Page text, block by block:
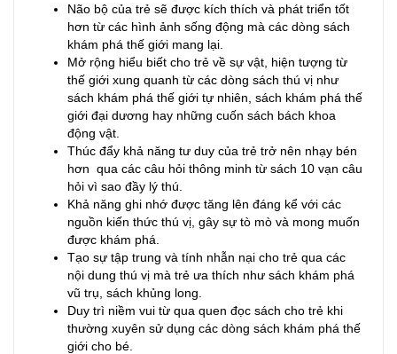
Não bộ của trẻ sẽ được kích thích và phát triển tốt
hơn từ các hình ảnh sống động mà các dòng sách
khám phá thế giới mang lại.
Mở rộng hiểu biết cho trẻ về sự vật, hiện tượng từ
thế giới xung quanh từ các dòng sách thú vị như
sách khám phá thế giới tự nhiên, sách khám phá thế
giới đại dương hay những cuốn sách bách khoa
động vật.
Thúc đẩy khả năng tư duy của trẻ trở nên nhạy bén
hơn qua các câu hỏi thông minh từ sách 10 vạn câu
hỏi vì sao đầy lý thú.
Khả năng ghi nhớ được tăng lên đáng kể với các
nguồn kiến thức thú vị, gây sự tò mò và mong muốn
được khám phá.
Tạo sự tập trung và tính nhẫn nại cho trẻ qua các
nội dung thú vị mà trẻ ưa thích như sách khám phá
vũ trụ, sách khủng long.
Duy trì niềm vui từ qua quen đọc sách cho trẻ khi
thường xuyên sử dụng các dòng sách khám phá thế
giới cho bé.